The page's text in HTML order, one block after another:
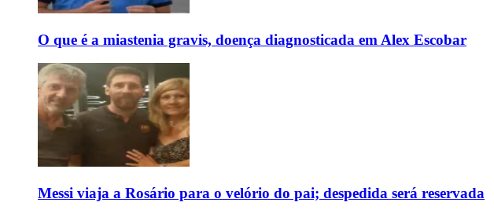
O que é a miastenia gravis, doença diagnosticada em Alex Escobar
Messi viaja a Rosário para o velório do pai; despedida será reservada